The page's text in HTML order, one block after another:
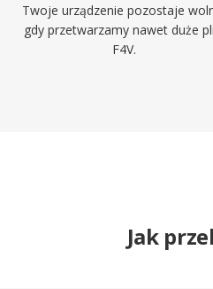
Twoje urządzenie pozostaje
gdy przetwarzamy nawet duże
F4V.
Jak